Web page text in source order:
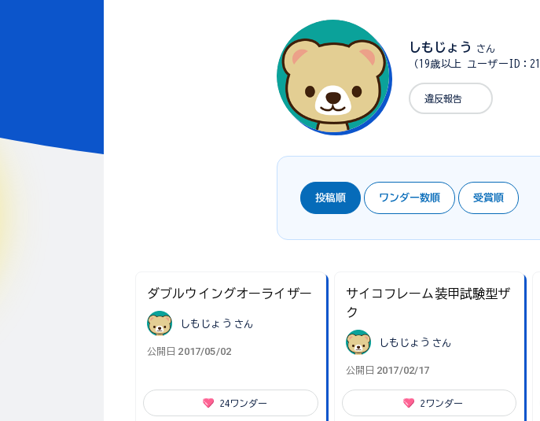
しもじょう さん
（19歳以上 ユーザーID：
違反報告
投稿順 ワンダー数順 受賞順
ダブルウイングオーライザー
しもじょう さん
公開日 2017/05/02
24ワンダー
サイコフレーム装甲試験型ザ
ク
しもじょう さん
公開日 2017/02/17
2 ワンダー